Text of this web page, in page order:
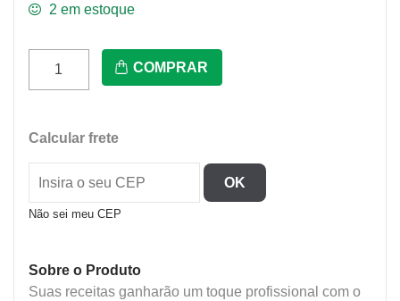
2 em estoque
Semi-
Industrial
Fsi-
COMPRAR
Calcular frete
OK
Não sei meu CEP
Sobre o Produto
Suas receitas ganharão um toque profissional com o